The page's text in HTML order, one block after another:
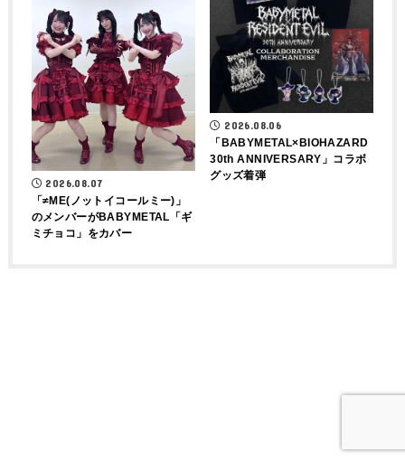
2026.08.07
「≠ME(ノットイコールミー)」
のメンバーがBABYMETAL「ギ
ミチョコ」をカバー
2026.08.06
「BABYMETAL×BIOHAZARD
30th ANNIVERSARY」コラボ
グッズ着弾